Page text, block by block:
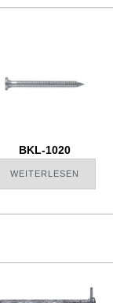
BKL-1020
WEITERLESEN